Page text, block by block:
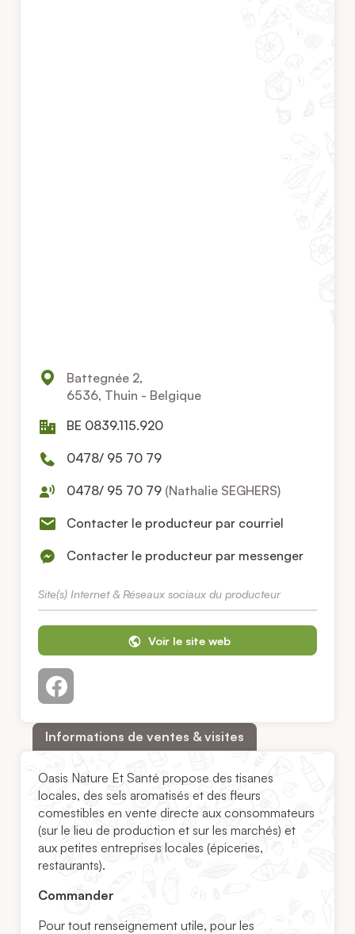
Battegnée 2,
6536, Thuin - Belgique
BE 0839.115.920
0478/ 95 70 79
0478/ 95 70 79 (Nathalie SEGHERS)
Contacter le producteur par courriel
Contacter le producteur par messenger
Site(s) Internet & Réseaux sociaux du producteur
Voir le site web
Informations de ventes & visites
Oasis Nature Et Santé propose des tisanes
locales, des sels aromatisés et des fleurs
comestibles en vente directe aux consommateurs
(sur le lieu de production et sur les marchés) et
aux petites entreprises locales (épiceries,
restaurants).
Commander
Pour tout renseignement utile, pour les